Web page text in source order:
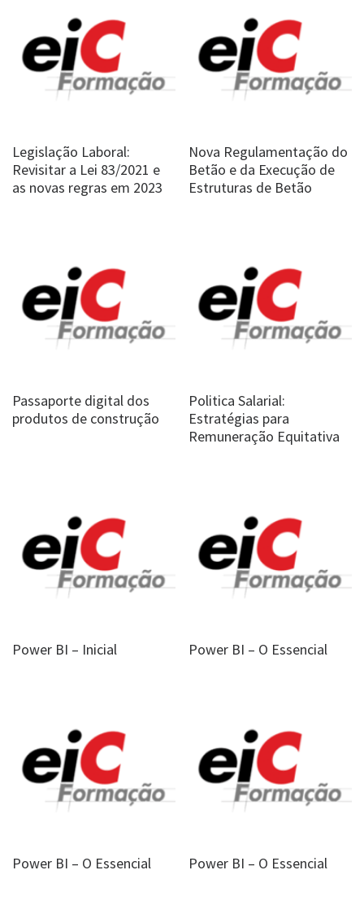
Legislação Laboral:
Revisitar a Lei 83/2021 e
as novas regras em 2023
Nova Regulamentação do
Betão e da Execução de
Estruturas de Betão
Passaporte digital dos
produtos de construção
Politica Salarial:
Estratégias para
Remuneração Equitativa
Power BI – Inicial Power BI – O Essencial
Power BI – O Essencial Power BI – O Essencial